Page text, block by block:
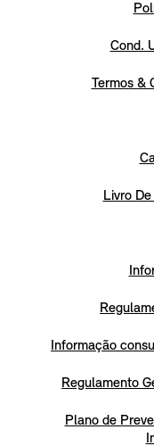
Cond.
Termos &
Livro
Informação
Regulamento
Plano de